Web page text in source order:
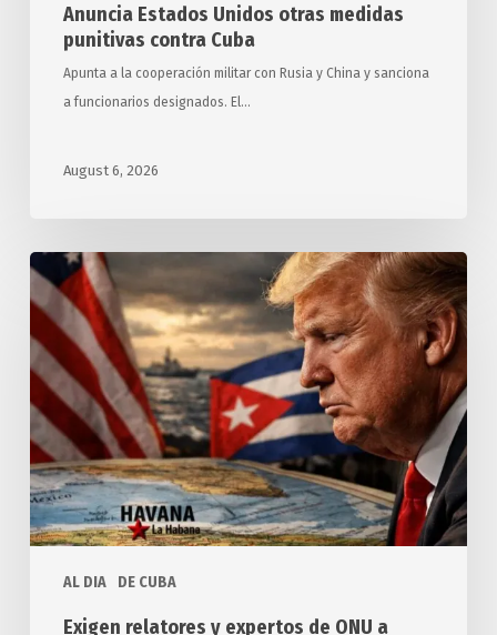
Anuncia Estados Unidos otras medidas
punitivas contra Cuba
Apunta a la cooperación militar con Rusia y China y sanciona
a funcionarios designados. El…
August 6, 2026
AL DIA DE CUBA
Exigen
relatores
expertos
de
ONU
a
Estados
Unidos
cesar
contra
Exigen relatores y expertos de ONU a